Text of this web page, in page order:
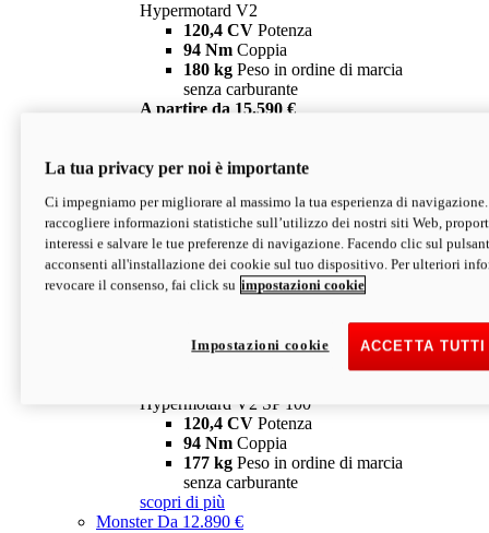
Hypermotard V2
120,4 CV Potenza
94 Nm Coppia
180 kg Peso in ordine di marcia
senza carburante
A partire da 15.590 €
V2 SP
Hypermotard V2 SP
120,4 CVPotenza
94 NmCoppia
177 kgPeso in ordine di marcia
senza carburante
Depotenziata 35 kW: 18.890 € i
configura scopri di più
Hypermotard V2 SP 100
120,4 CV Potenza
94 Nm Coppia
177 kg Peso in ordine di marcia
senza carburante
scopri di più
MonsterDa 12.890 €
La tua privacy per noi è importante
Ci impegniamo per migliorare al massimo la tua esperienza di
raccogliere informazioni statistiche sull’utilizzo dei nostri siti Web,
interessi e salvare le tue preferenze di navigazione. Facendo clic sul
acconsenti all'installazione dei cookie sul tuo dispositivo. Per ulteriori
revocare il consenso, fai click su impostazioni cookie
ACCETTA
Impostazioni cookie